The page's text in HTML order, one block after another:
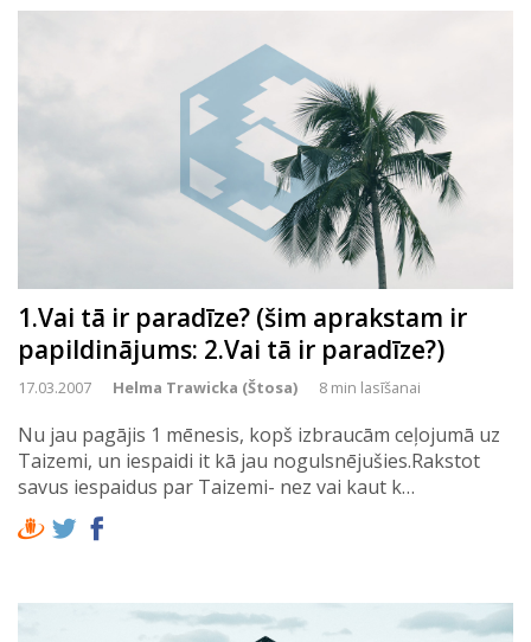
1.Vai tā ir paradīze? (šim aprakstam ir
papildinājums: 2.Vai tā ir paradīze?)
17.03.2007 Helma Trawicka (Štosa) 8 min lasīšanai
Nu jau pagājis 1 mēnesis, kopš izbraucām ceļojumā uz
Taizemi, un iespaidi it kā jau nogulsnējušies.Rakstot
savus iespaidus par Taizemi- nez vai kaut k…